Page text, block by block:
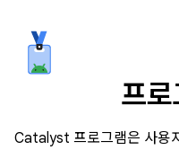
프
Catalyst 프로그램은 사용